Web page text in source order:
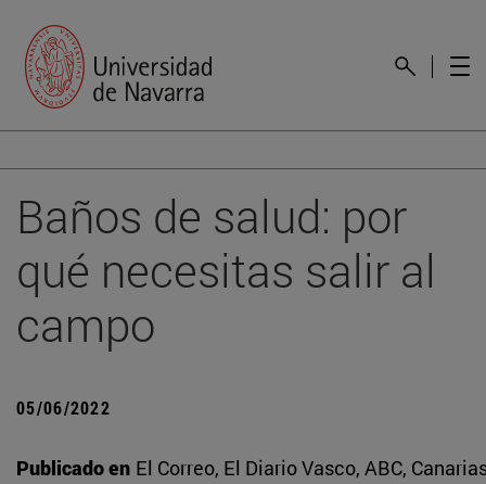
Baños de salud: por
qué necesitas salir al
campo
05/06/2022
Publicado en El Correo, El Diario Vasco, ABC,